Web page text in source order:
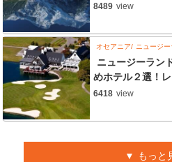
8489 view
オセアニア ニュージ
ニュージーラン
めホテル２選！
6418 view
もっと